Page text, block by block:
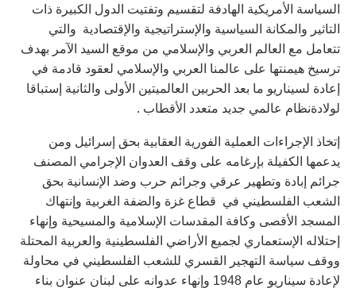
السياسة الأمريكية الهادفة لتقسيم وتفتيت الدول الكبيرة ذات
التاثير والمكانة السياسية والإستراتيجية والإقتصادية والتي
تتعامل مع العالم العربي والإسلامي من موقع السيد الآمر بهدف
ترسيخ هيمنتها على عالمنا العربي والإسلامي لعقود قادمة في
إعادة لسيناريو ما بعد الحربين العالميتين الأولى والثانية إستباقا
لولادةنظام عالمي جديد متعدد الأقطاب .
إتخاذ الإجراءات العملية الفورية العقابية بحق إسرائيل ومن
يدعمها الكفيلة بإرغامه على وقف العدوان الإجرامي المصنف
جرائم إبادة وتطهير عرقي وجرائم حرب وضد الإنسانية بحق
الشعب الفلسطيني في قطاع غزة والضفة الغربية وإنتهاك
المسجد الأقصى وكافة المقدسات الإسلامية والمسيحية وإنهاء
إحتلاله الإستعماري لجميع الأراضي الفلسطينية والعربية المحتلة
ووقف سياسة التهجير القسري للشعب الفلسطيني في محاولة
لإعادة سيناريو عام 1948 وإنهاء عدوانه على لبنان عنوان بناء